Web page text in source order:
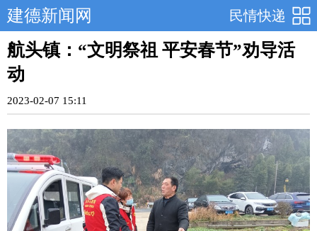
民情快递
建德新闻网
航头镇：“文明祭祖 平安春节”劝导活
动
2023-02-07 15:11